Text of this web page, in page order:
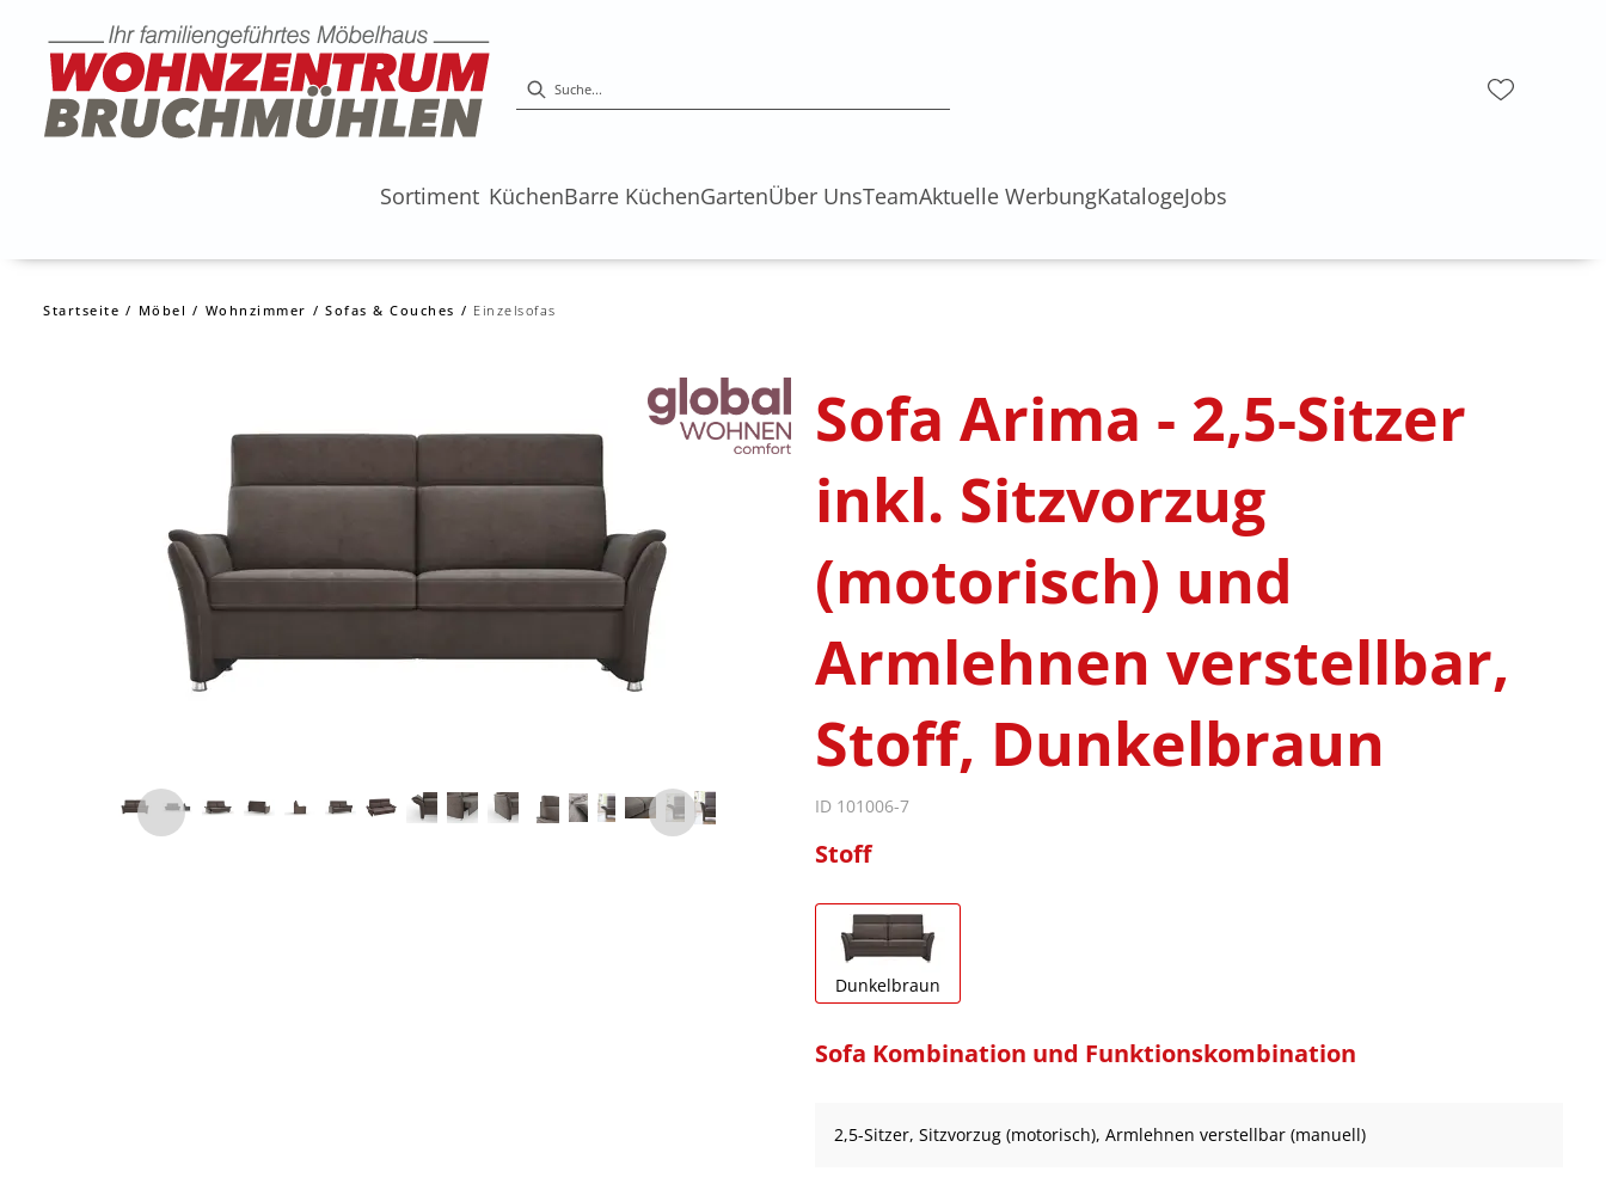
Sortiment KüchenBarre KüchenGartenÜber UnsTeamAktuelle WerbungKatalogeJobs
Startseite Möbel Wohnzimmer Sofas & Couches Einzelsofas
Sofa Arima - 2,5-Sitzer
inkl. Sitzvorzug
(motorisch) und
Armlehnen verstellbar,
Stoff, Dunkelbraun
ID 101006-7
Stoff
Dunkelbraun
Sofa Kombination und Funktionskombination
2,5-Sitzer, Sitzvorzug (motorisch), Armlehnen verstellbar (manuell)